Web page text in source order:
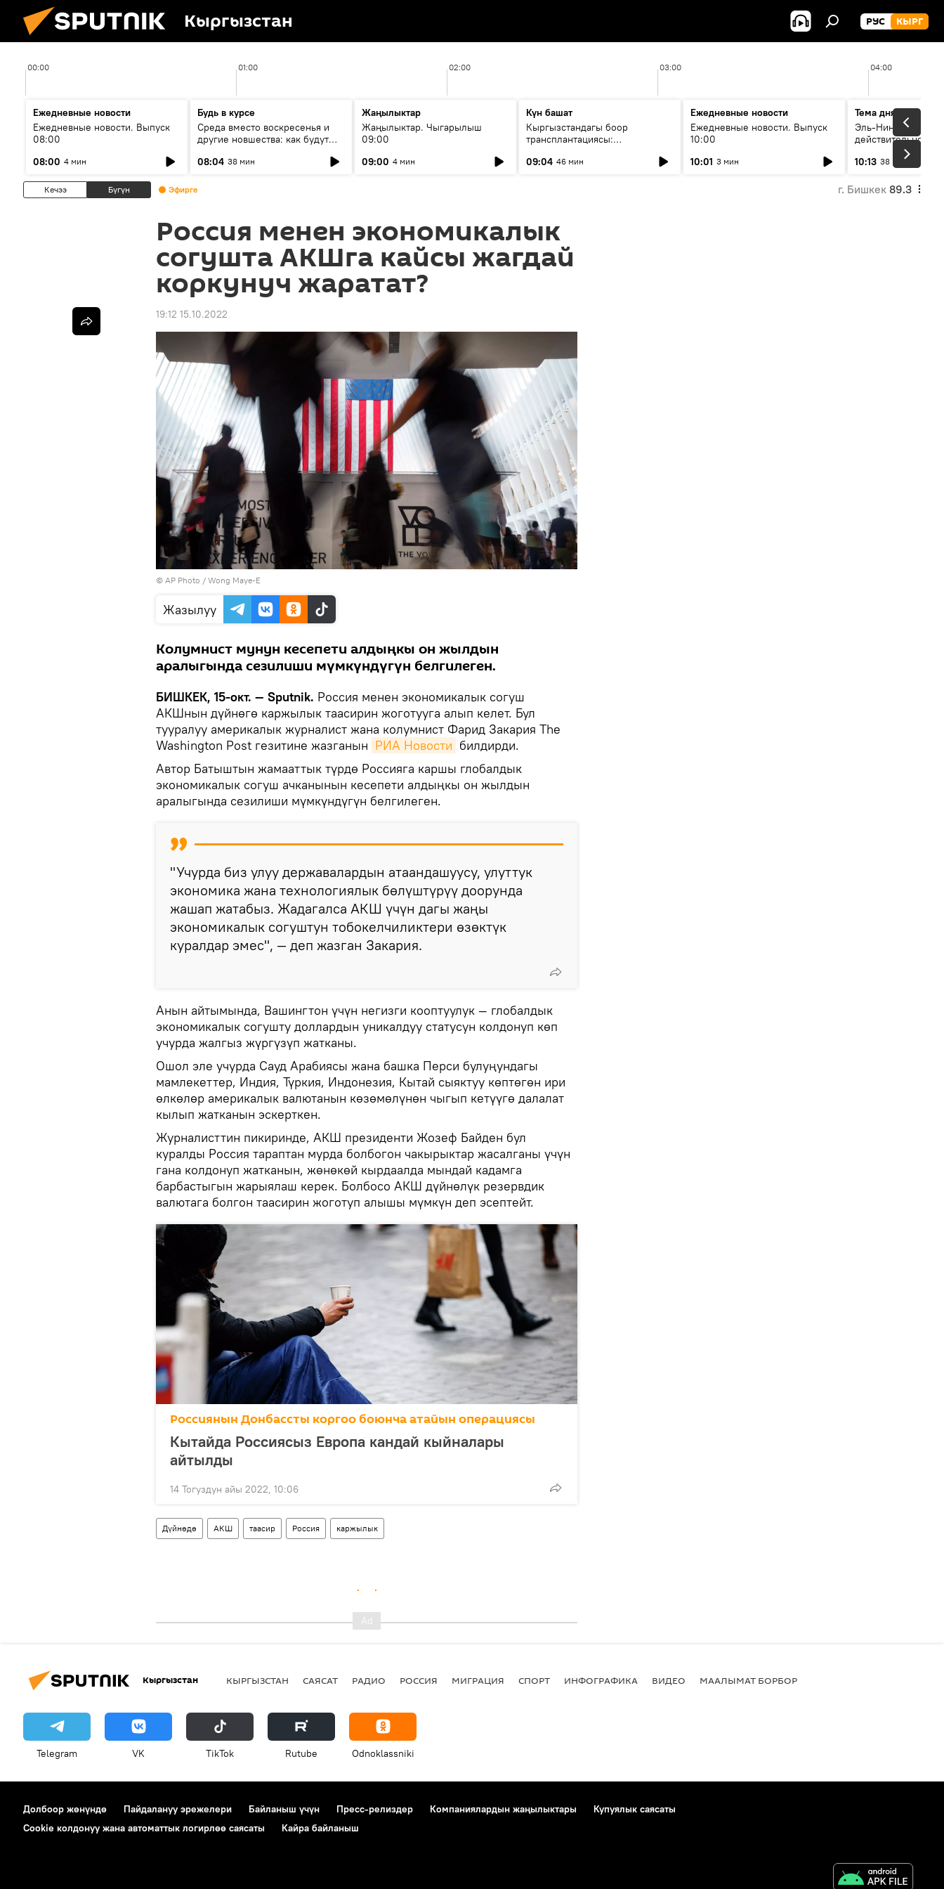
Кыргызстан РУС КЫРГ
00:00 01:00 02:00 03:00 04:00
Ежедневные новости
Ежедневные новости. Выпуск
08:00
08:00 4 мин
Будь в курсе
Среда вместо воскресенья и
другие новшества: как будут
08:04 38 мин
Жаңылыктар
Жаңылыктар. Чыгарылыш
09:00
09:00 4 мин
Күн башат
Кыргызстандагы боор
трансплантациясы:
келечеги
09:04 46 мин
Ежедневные новости
Ежедневные новости. Выпуск
10:00
10:01 3 мин
Тема дня
Эль-Ниньо, жара и
действительно
погоду в
10:13 38 мин
Кечээ Бүгүн Эфирге г. Бишкек 89.3
Россия менен экономикалык
согушта АКШга кайсы жагдай
коркунуч жаратат?
19:12 15.10.2022
© AP Photo / Wong Maye-E
Жазылуу
Колумнист мунун кесепети алдыңкы он жылдын
аралыгында сезилиши мүмкүндүгүн белгилеген.
БИШКЕК, 15-окт. — Sputnik. Россия менен экономикалык согуш
АКШнын дүйнөгө каржылык таасирин жоготууга алып келет. Бул
тууралуу америкалык журналист жана колумнист Фарид Закария The
Washington Post гезитине жазганын РИА Новости билдирди.
Автор Батыштын жамааттык түрдө Россияга каршы глобалдык
экономикалык согуш ачканынын кесепети алдыңкы он жылдын
аралыгында сезилиши мүмкүндүгүн белгилеген.
"Учурда биз улуу державалардын атаандашуусу, улуттук
экономика жана технологиялык бөлүштүрүү доорунда
жашап жатабыз. Жадагалса АКШ үчүн дагы жаңы
экономикалык согуштун тобокелчиликтери өзөктүк
куралдар эмес", — деп жазган Закария.
Анын айтымында, Вашингтон үчүн негизги кооптуулук — глобалдык
экономикалык согушту доллардын уникалдуу статусун колдонуп көп
учурда жалгыз жүргүзүп жатканы.
Ошол эле учурда Сауд Арабиясы жана башка Перси булуңундагы
мамлекеттер, Индия, Түркия, Индонезия, Кытай сыяктуу көптөгөн ири
өлкөлөр америкалык валютанын көзөмөлүнөн чыгып кетүүгө далалат
кылып жатканын эскерткен.
Журналисттин пикиринде, АКШ президенти Жозеф Байден бул
куралды Россия тараптан мурда болбогон чакырыктар жасалганы үчүн
гана колдонуп жатканын, жөнөкөй кырдаалда мындай кадамга
барбастыгын жарыялаш керек. Болбосо АКШ дүйнөлүк резервдик
валютага болгон таасирин жоготуп алышы мүмкүн деп эсептейт.
Россиянын Донбассты коргоо боюнча атайын операциясы
Кытайда Россиясыз Европа кандай кыйналары
айтылды
14 Тогуздун айы 2022, 10:06
Дүйнөдө АКШ таасир Россия каржылык
Кыргызстан КЫРГЫЗСТАН САЯСАТ РАДИО РОССИЯ МИГРАЦИЯ СПОРТ ИНФОГРАФИКА ВИДЕО МААЛЫМАТ БОРБОР
Telegram VK ТikТоk Rutube Odnoklassniki
Долбоор жөнүндө Пайдалануу эрежелери Байланыш үчүн Пресс-релиздер Компаниялардын жаңылыктары
Купуялык саясаты
Cookie колдонуу жана автоматтык логирлөө саясаты
Кайра байланыш